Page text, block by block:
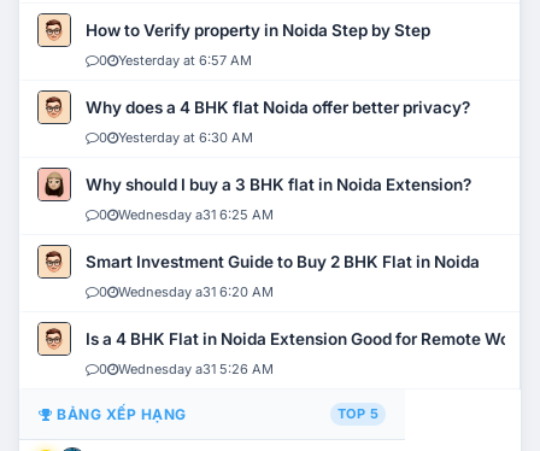
How to Verify property in Noida Step by Step
0 Yesterday at 6:57 AM
Why does a 4 BHK flat Noida offer better privacy?
0 Yesterday at 6:30 AM
Why should I buy a 3 BHK flat in Noida Extension?
0 Wednesday a31 6:25 AM
Smart Investment Guide to Buy 2 BHK Flat in Noida
0 Wednesday a31 6:20 AM
Is a 4 BHK Flat in Noida Extension Good for Remote Work?
0 Wednesday a31 5:26 AM
BẢNG XẾP HẠNG TOP 5